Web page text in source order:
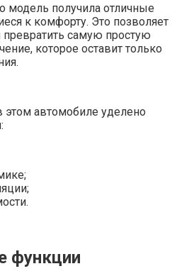
модель получила отличные
к комфорту. Это позволяет
самую простую
которое оставит только
этом автомобиле уделено
функции